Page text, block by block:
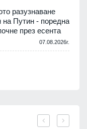
разузнаване
на Путин - поредна
през есента
07.08.2026г.